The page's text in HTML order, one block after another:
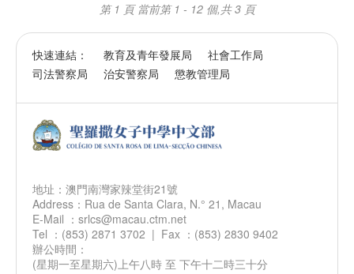
第 1 頁 當前第 1 - 12 個,共 3 頁
快速連結： 教育及青年發展局
社會工作局
司法警察局
治安警察局 懲教管理局
地址：澳門南灣家辣堂街21號
Address：Rua de Santa Clara, N.° 21, Macau
E-Mail ：srlcs@macau.ctm.net
Tel ：(853) 2871 3702 | Fax ：(853) 2830 9402
辦公時間：
(星期一至星期六)上午八時 至 下午十二時三十分